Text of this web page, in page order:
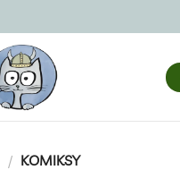
/ KOMIKSY